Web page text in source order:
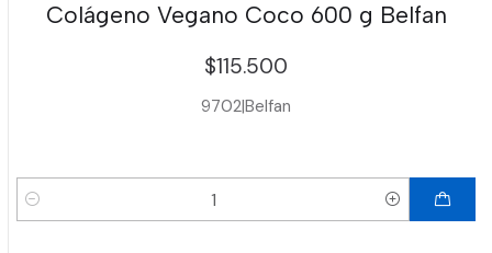
Colágeno Vegano Coco 600 g Belfan
$115.500
9702|Belfan
Cantidad